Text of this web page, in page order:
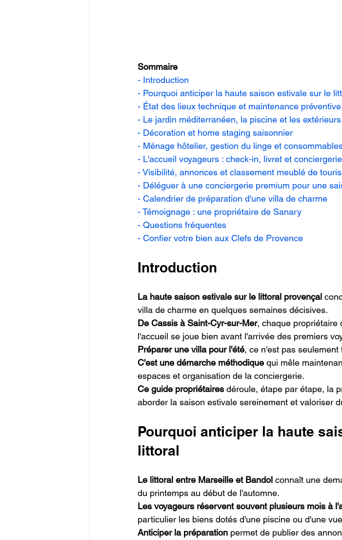
Sommaire
- Introduction
- Pourquoi anticiper la haute saison estivale sur le
- État des lieux technique et maintenance préventive
- Le jardin méditerranéen, la piscine et les extérieurs
- Décoration et home staging saisonnier
- Ménage hôtelier, gestion du linge et
- L'accueil voyageurs : check-in, livret et
- Visibilité, annonces et classement meublé de
- Déléguer à une conciergerie premium pour une
- Calendrier de préparation d'une villa de charme
- Témoignage : une propriétaire de Sanary
- Questions fréquentes
- Confier votre bien aux Clefs de Provence
Introduction
La haute saison estivale sur le littoral provençal
villa de charme en quelques semaines décisives.
De Cassis à Saint-Cyr-sur-Mer, chaque propriétaire
l'accueil se joue bien avant l'arrivée des premiers
Préparer une villa pour l'été, ce n'est pas
C'est une démarche méthodique qui mêle
espaces et organisation de la conciergerie.
Ce guide propriétaires déroule, étape par étape, la
aborder la saison estivale sereinement et valoriser
Pourquoi anticiper la haute
littoral
Le littoral entre Marseille et Bandol connaît une
du printemps au début de l'automne.
Les voyageurs réservent souvent plusieurs mois à
particulier les biens dotés d'une piscine ou d'une
Anticiper la préparation permet de publier des